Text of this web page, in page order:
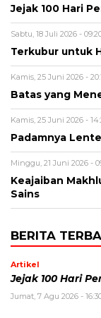
Jejak 100 Hari
Sabtu, 18 Juli 2026 -
Terkubur untuk
Kamis, 25 Juni 2026 -
Batas yang
Kamis, 25 Juni 2026 -
Padamnya
Minggu, 21 Juni 2026 -
Keajaiban
Sains
BERITA
Artikel
Jejak 100 Hari
Jumat, 7 Agu 2026 -